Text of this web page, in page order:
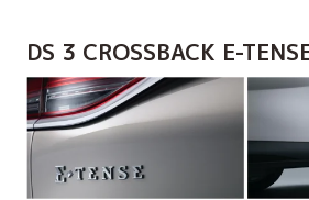
DS 3 CROSSBACK E-